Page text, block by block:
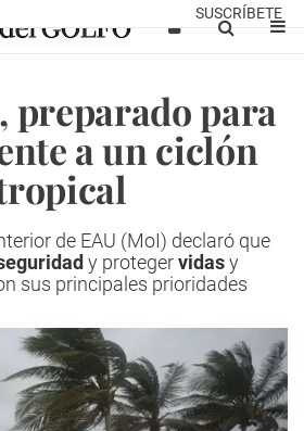
SUSCRÍBETE
preparado para
a un ciclón
de EAU (MoI) declaró que
y protegervidasy
sus principales prioridades